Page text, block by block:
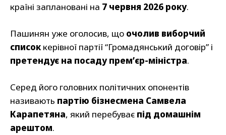
країні заплановані на 7 червня 2026 року.
Пашинян уже оголосив, що очолив виборчий
список керівної партії “Громадянський договір” і
претендує на посаду прем’єр-міністра.
Серед його головних політичних опонентів
називають партію бізнесмена Самвела
Карапетяна, який перебуває під домашнім
арештом.